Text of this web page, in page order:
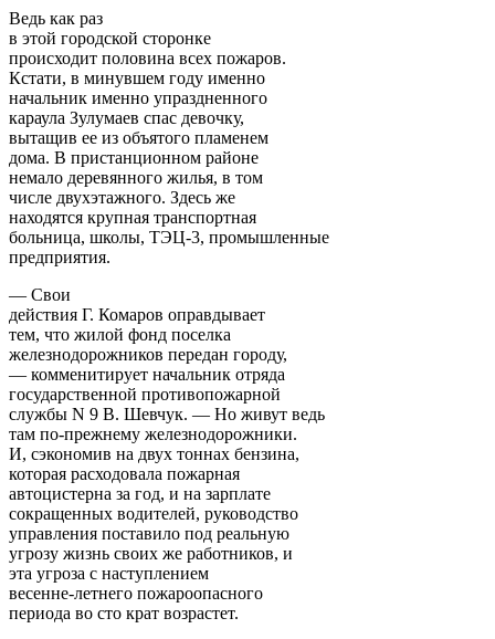
Ведь как раз
в этой городской сторонке
происходит половина всех пожаров.
Кстати, в минувшем году именно
начальник именно упраздненного
караула Зулумаев спас девочку,
вытащив ее из объятого пламенем
дома. В пристанционном районе
немало деревянного жилья, в том
числе двухэтажного. Здесь же
находятся крупная транспортная
больница, школы, ТЭЦ-3, промышленные
предприятия.
— Свои
действия Г. Комаров оправдывает
тем, что жилой фонд поселка
железнодорожников передан городу,
— комменитирует начальник отряда
государственной противопожарной
службы N 9 В. Шевчук. — Но живут ведь
там по-прежнему железнодорожники.
И, сэкономив на двух тоннах бензина,
которая расходовала пожарная
автоцистерна за год, и на зарплате
сокращенных водителей, руководство
управления поставило под реальную
угрозу жизнь своих же работников, и
эта угроза с наступлением
весенне-летнего пожароопасного
периода во сто крат возрастет.